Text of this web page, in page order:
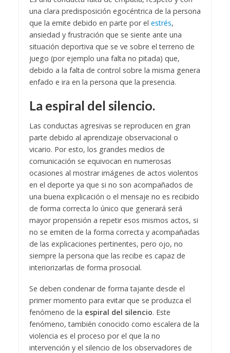
una clara predisposición egocéntrica de la persona
que la emite debido en parte por el estrés,
ansiedad y frustración que se siente ante una
situación deportiva que se ve sobre el terreno de
juego (por ejemplo una falta no pitada) que,
debido a la falta de control sobre la misma genera
enfado e ira en la persona que la presencia.
La espiral del silencio.
Las conductas agresivas se reproducen en gran
parte debido al aprendizaje observacional o
vicario. Por esto, los grandes medios de
comunicación se equivocan en numerosas
ocasiones al mostrar imágenes de actos violentos
en el deporte ya que si no son acompañados de
una buena explicación o el mensaje no es recibido
de forma correcta lo único que generará será
mayor propensión a repetir esos mismos actos, si
no se emiten de la forma correcta y acompañadas
de las explicaciones pertinentes, pero ojo, no
siempre la persona que las recibe es capaz de
interiorizarlas de forma prosocial.
Se deben condenar de forma tajante desde el
primer momento para evitar que se produzca el
fenómeno de la espiral del silencio. Este
fenómeno, también conocido como escalera de la
violencia es el proceso por el que la no
intervención y el silencio de los observadores de